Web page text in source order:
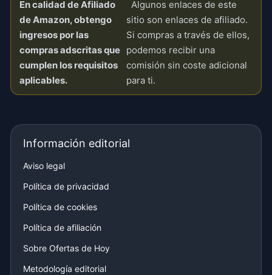
En calidad de Afiliado
de Amazon, obtengo
ingresos por las
compras adscritas que
cumplen los requisitos
aplicables.
Algunos enlaces de este
sitio son enlaces de afiliado.
Si compras a través de ellos,
podemos recibir una
comisión sin coste adicional
para ti.
Información editorial
Aviso legal
Política de privacidad
Política de cookies
Política de afiliación
Sobre Ofertas de Hoy
Metodología editorial